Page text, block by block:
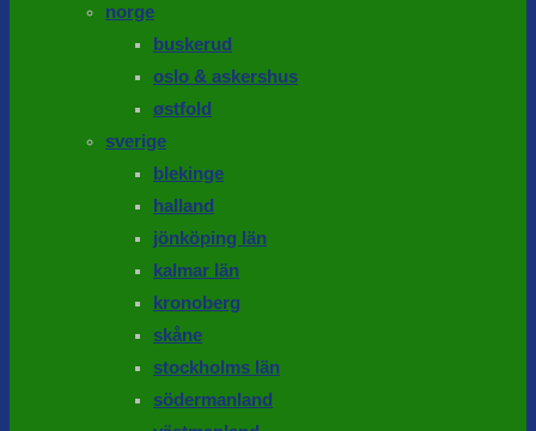
norge
buskerud
oslo & askershus
østfold
sverige
blekinge
halland
jönköping län
kalmar län
kronoberg
skåne
stockholms län
södermanland